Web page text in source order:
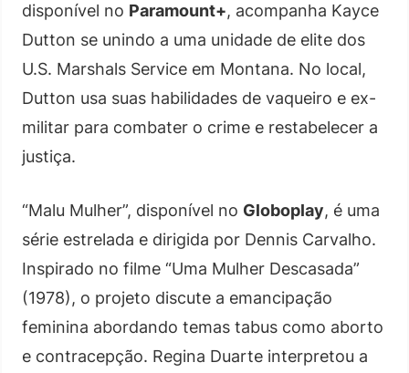
disponível no Paramount+, acompanha Kayce
Dutton se unindo a uma unidade de elite dos
U.S. Marshals Service em Montana. No local,
Dutton usa suas habilidades de vaqueiro e ex-
militar para combater o crime e restabelecer a
justiça.
“Malu Mulher”, disponível no Globoplay, é uma
série estrelada e dirigida por Dennis Carvalho.
Inspirado no filme “Uma Mulher Descasada”
(1978), o projeto discute a emancipação
feminina abordando temas tabus como aborto
e contracepção. Regina Duarte interpretou a